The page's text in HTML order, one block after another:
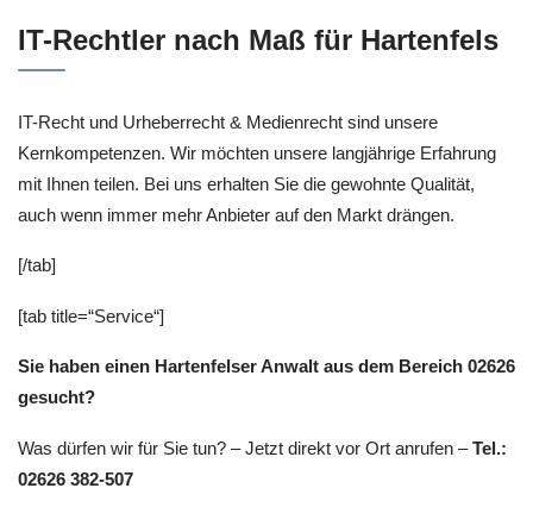
IT-Rechtler nach Maß für Hartenfels
IT-Recht und Urheberrecht & Medienrecht sind unsere
Kernkompetenzen. Wir möchten unsere langjährige Erfahrung
mit Ihnen teilen. Bei uns erhalten Sie die gewohnte Qualität,
auch wenn immer mehr Anbieter auf den Markt drängen.
[/tab]
[tab title=“Service“]
Sie haben einen Hartenfelser Anwalt aus dem Bereich 02626
gesucht?
Was dürfen wir für Sie tun? – Jetzt direkt vor Ort anrufen –Tel.:
02626 382-507